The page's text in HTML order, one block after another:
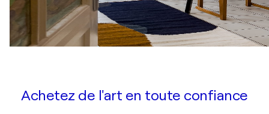
Achetez de l'art en toute confiance